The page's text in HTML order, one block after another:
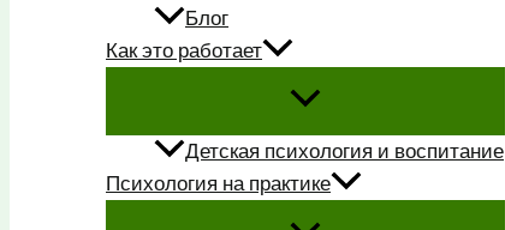
Блог
Как это работает
Детская психология и воспитание
Психология на практике